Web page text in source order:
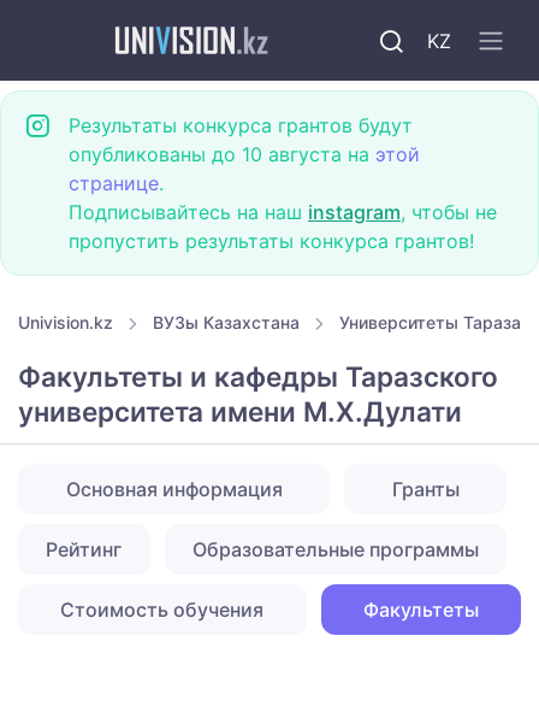
KZ
Результаты конкурса грантов будут
опубликованы до 10 августа на этой
странице.
Подписывайтесь на наш instagram, чтобы не
пропустить результаты конкурса грантов!
Univision.kz ВУЗы Казахстана Университеты Тараза
Факультеты и кафедры Таразского
университета имени М.Х.Дулати
Основная информация Гранты
Рейтинг Образовательные программы
Стоимость обучения Факультеты